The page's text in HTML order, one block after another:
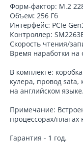
Форм-фактор: M.2
Объем: 256 Гб
Интерфейс: PCIe
Контроллер:
Скорость чтения/
Время наработки на
В комплекте:
кулера, провод
на английском языке.
Примечание:
процессорах/платах
Гарантия - 1 год.